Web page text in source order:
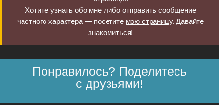
Хотите узнать обо мне либо отправить сообщение
частного характера — посетите мою страницу. Давайте
знакомиться!
Понравилось? Поделитесь
с друзьями!